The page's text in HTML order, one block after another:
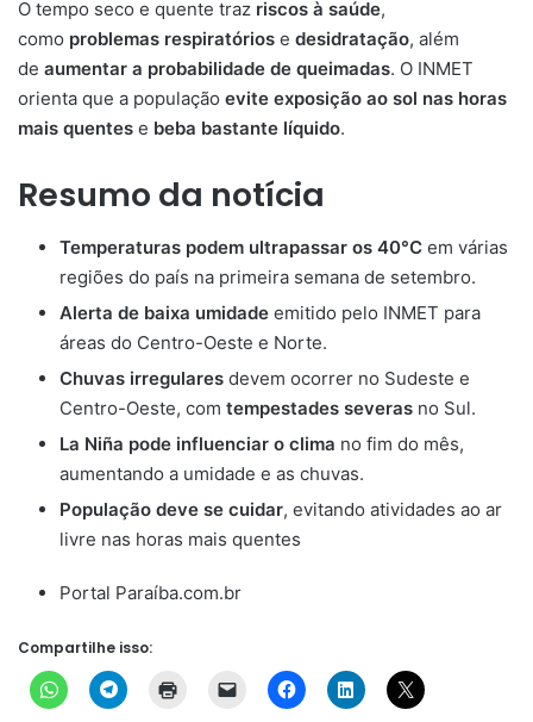
O tempo seco e quente traz riscos à saúde,
como problemas respiratórios e desidratação, além
de aumentar a probabilidade de queimadas. O INMET
orienta que a população evite exposição ao sol nas horas
mais quentes e beba bastante líquido.
Resumo da notícia
Temperaturas podem ultrapassar os 40°C em várias
regiões do país na primeira semana de setembro.
Alerta de baixa umidade emitido pelo INMET para
áreas do Centro-Oeste e Norte.
Chuvas irregulares devem ocorrer no Sudeste e
Centro-Oeste, com tempestades severas no Sul.
La Niña pode influenciar o clima no fim do mês,
aumentando a umidade e as chuvas.
População deve se cuidar, evitando atividades ao ar
livre nas horas mais quentes
Portal Paraíba.com.br
Compartilhe isso: